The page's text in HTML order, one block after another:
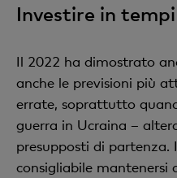
Investire in
Il 2022 ha dimostrato
anche le previsioni più
errate, soprattutto
guerra in Ucraina –
presupposti di partenza.
consigliabile mantenersi